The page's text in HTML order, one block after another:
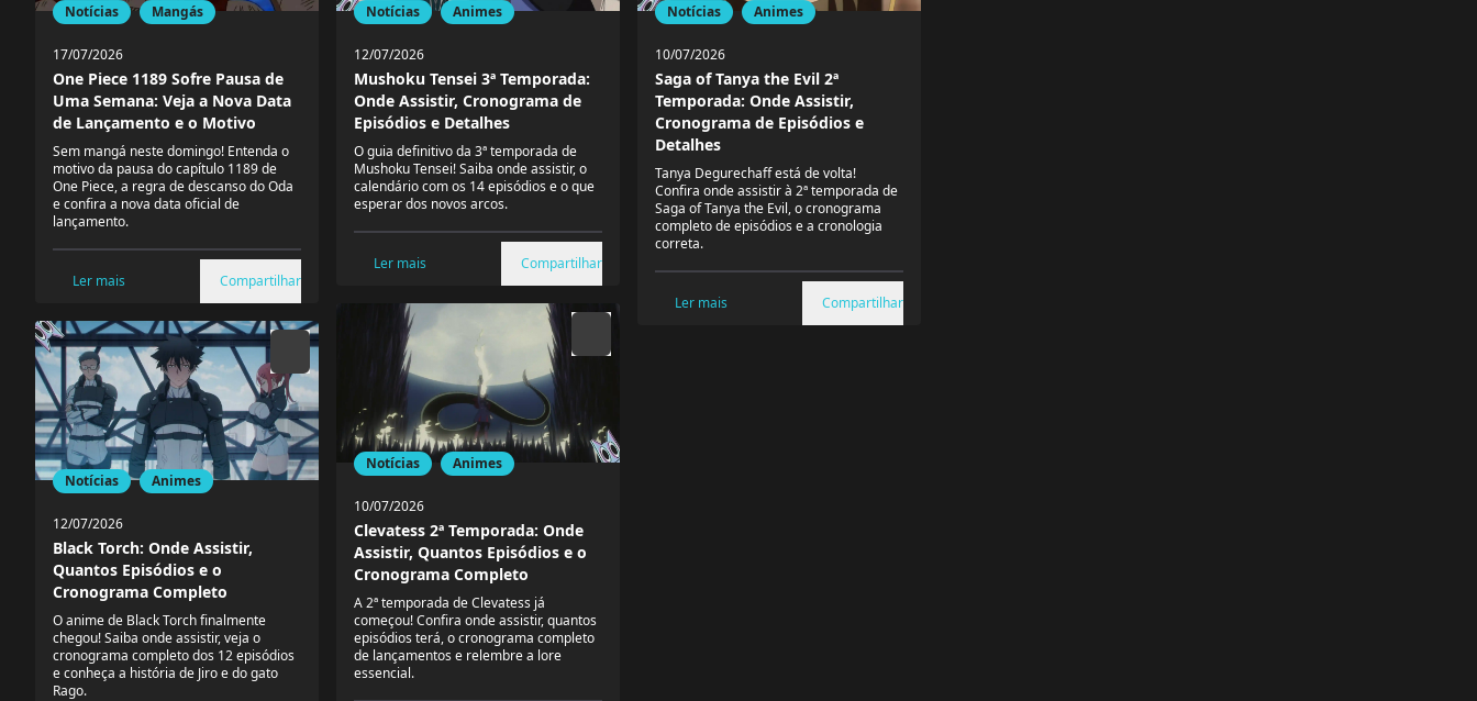
Notícias Mangás
17/07/2026
One Piece 1189 Sofre Pausa de
Uma Semana: Veja a Nova Data
de Lançamento e o Motivo
Sem mangá neste domingo! Entenda o
motivo da pausa do capítulo 1189 de
One Piece, a regra de descanso do Oda
e confira a nova data oficial de
lançamento.
Ler mais Compartilhar
Notícias Animes
12/07/2026
Black Torch: Onde Assistir,
Quantos Episódios e o
Cronograma Completo
O anime de Black Torch finalmente
chegou! Saiba onde assistir, veja o
cronograma completo dos 12 episódios
e conheça a história de Jiro e do gato
Rago.
Notícias Animes
12/07/2026
Mushoku Tensei 3ª Temporada:
Onde Assistir, Cronograma de
Episódios e Detalhes
O guia definitivo da 3ª temporada de
Mushoku Tensei! Saiba onde assistir, o
calendário com os 14 episódios e o que
esperar dos novos arcos.
Ler mais Compartilhar
Notícias Animes
10/07/2026
Clevatess 2ª Temporada: Onde
Assistir, Quantos Episódios e o
Cronograma Completo
A 2ª temporada de Clevatess já
começou! Confira onde assistir, quantos
episódios terá, o cronograma completo
de lançamentos e relembre a lore
essencial.
Notícias Animes
10/07/2026
Saga of Tanya the Evil 2ª
Temporada: Onde Assistir,
Cronograma de Episódios e
Detalhes
Tanya Degurechaff está de volta!
Confira onde assistir à 2ª temporada de
Saga of Tanya the Evil, o cronograma
completo de episódios e a cronologia
correta.
Ler mais Compartilhar